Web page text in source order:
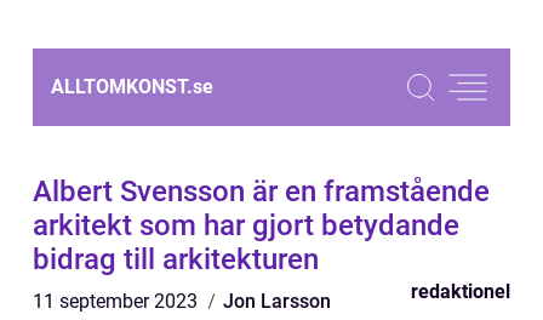
ALLTOMKONST.se
Albert Svensson är en framstående
arkitekt som har gjort betydande
bidrag till arkitekturen
11 september 2023 Jon Larsson redaktionel